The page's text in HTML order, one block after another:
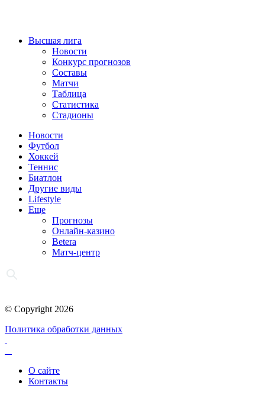
Высшая лига
Новости
Конкурс прогнозов
Составы
Матчи
Таблица
Статистика
Стадионы
Новости
Футбол
Хоккей
Теннис
Биатлон
Другие виды
Lifestyle
Еще
Прогнозы
Онлайн-казино
Betera
Матч-центр
© Copyright 2026
Политика обработки данных
О сайте
Контакты